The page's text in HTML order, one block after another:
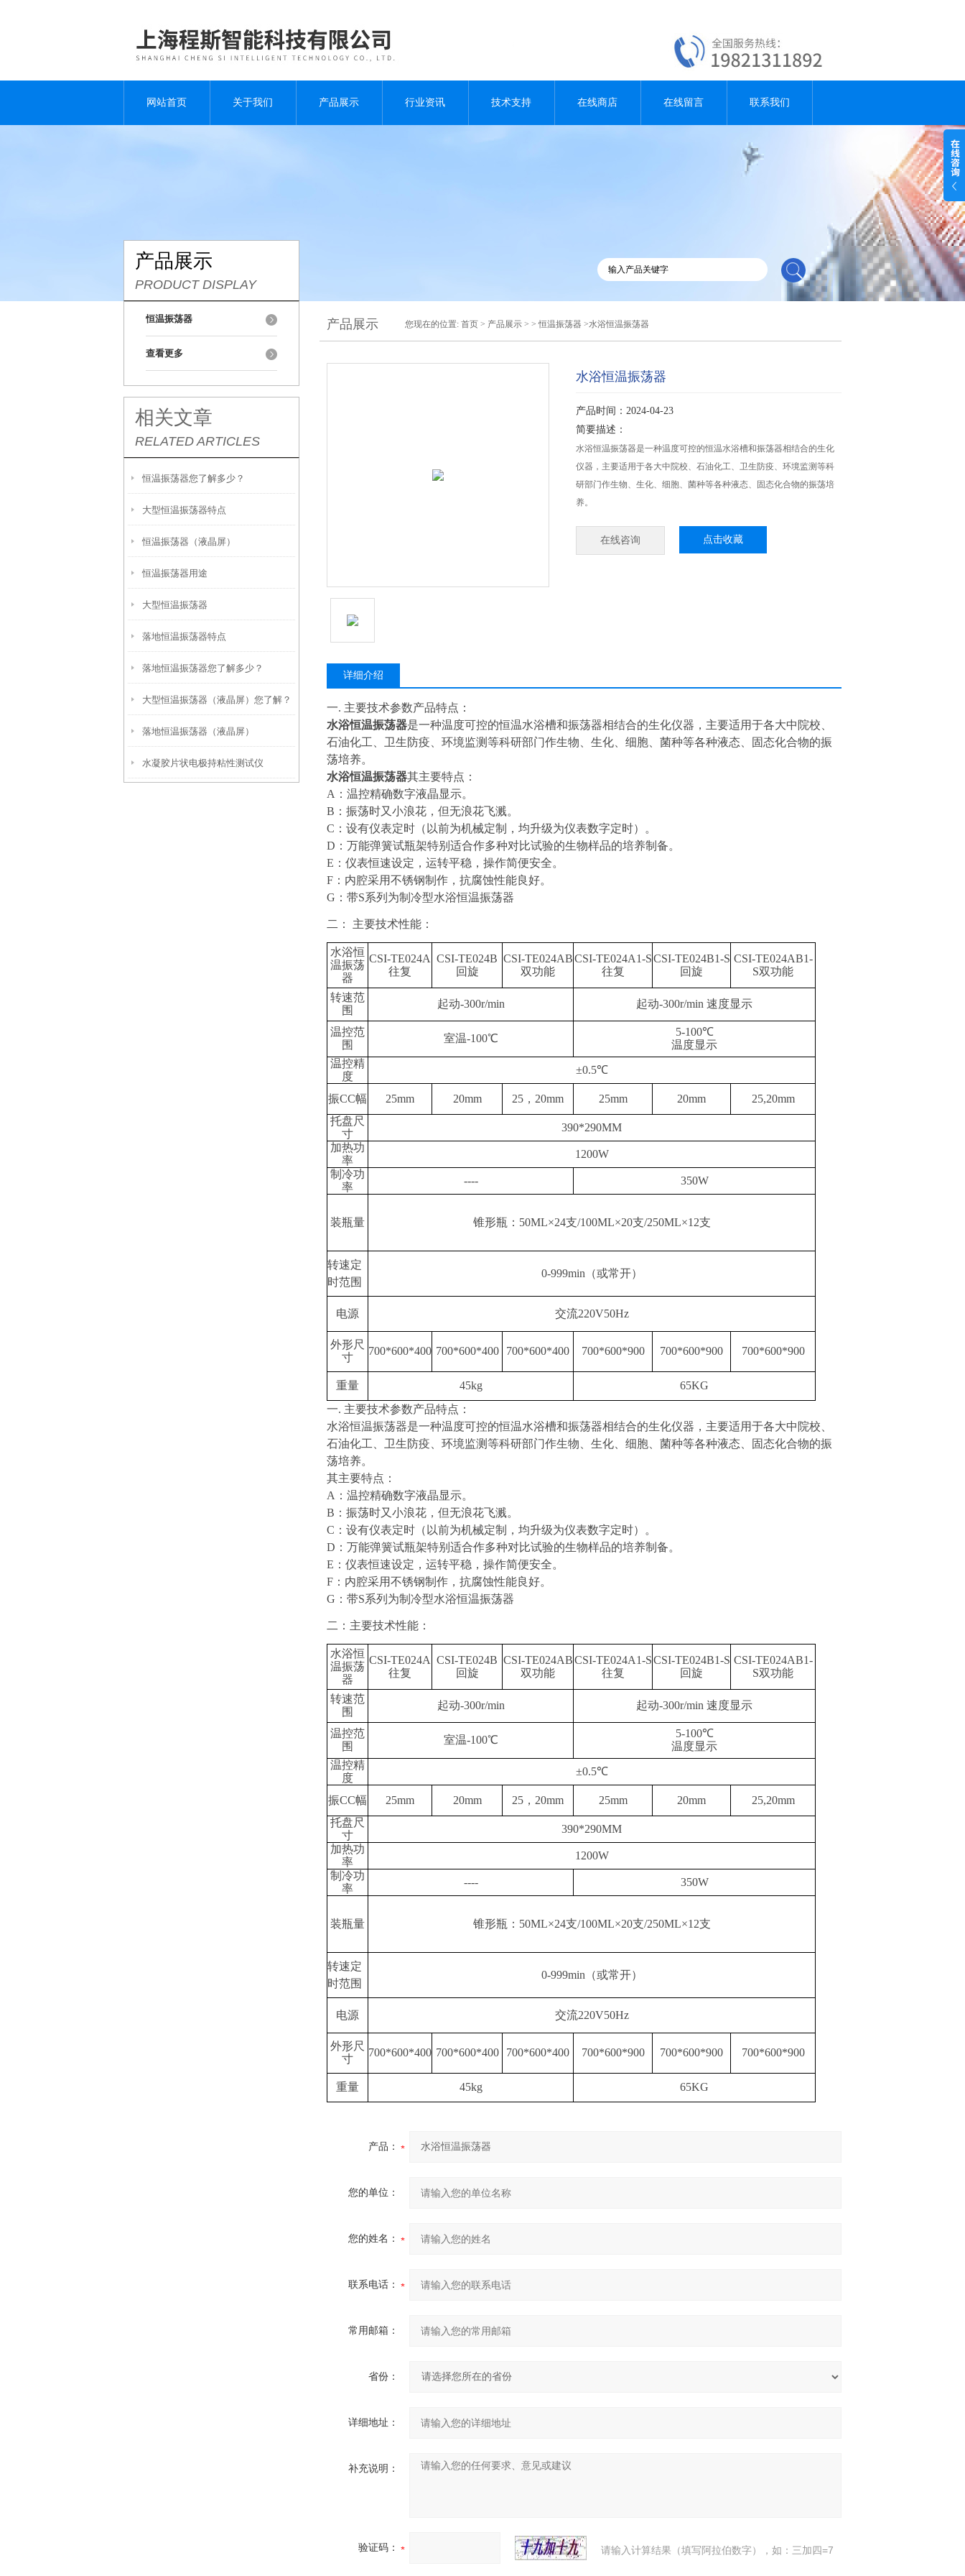
网站首页 关于我们 产品展示 行业资讯 技术支持 在线商店 在线留言 联系我们
产品展示
PRODUCT DISPLAY
恒温振荡器
查看更多
相关文章
RELATED ARTICLES
恒温振荡器您了解多少？
大型恒温振荡器特点
恒温振荡器（液晶屏）
恒温振荡器用途
大型恒温振荡器
落地恒温振荡器特点
落地恒温振荡器您了解多少？
大型恒温振荡器（液晶屏）您了解？
落地恒温振荡器（液晶屏）
水凝胶片状电极持粘性测试仪
产品展示 您现在的位置: 首页 > 产品展示 > >恒温振荡器 >水浴恒温振荡器
水浴恒温振荡器
产品时间：2024-04-23
简要描述：
水浴恒温振荡器是一种温度可控的恒温水浴槽和振荡器相结合的生化
仪器，主要适用于各大中院校、石油化工、卫生防疫、环境监测等科
研部门作生物、生化、细胞、菌种等各种液态、固态化合物的振荡培
养。
在线咨询 点击收藏
详细介绍
一. 主要技术参数产品特点：
水浴恒温振荡器是一种温度可控的恒温水浴槽和振荡器相结合的生化仪器，主要适用于各大中院校、
石油化工、卫生防疫、环境监测等科研部门作生物、生化、细胞、菌种等各种液态、固态化合物的振
荡培养。
水浴恒温振荡器其主要特点：
A：温控精确数字液晶显示。
B：振荡时又小浪花，但无浪花飞溅。
C：设有仪表定时（以前为机械定制，均升级为仪表数字定时）。
D：万能弹簧试瓶架特别适合作多种对比试验的生物样品的培养制备。
E：仪表恒速设定，运转平稳，操作简便安全。
F：内腔采用不锈钢制作，抗腐蚀性能良好。
G：带S系列为制冷型水浴恒温振荡器
二： 主要技术性能：
水浴恒
温振荡
器
CSI-TE024A
往复
CSI-TE024B
回旋
CSI-TE024AB
双功能
CSI-TE024A1-S
往复
CSI-TE024B1-S
回旋
CSI-TE024AB1-
S双功能
转速范
围
起动-300r/min 起动-300r/min 速度显示
温控范
围
室温-100℃
5-100℃
温度显示
温控精
度
±0.5℃
振CC幅 25mm 20mm 25，20mm 25mm 20mm
25,20mm
托盘尺
寸
390*290MM
加热功
率
1200W
制冷功
率
---- 350W
装瓶量 锥形瓶：50ML×24支/100ML×20支/250ML×12支
转速定
时范围
0-999min（或常开）
电源 交流220V50Hz
外形尺
寸
700*600*400 700*600*400 700*600*400 700*600*900 700*600*900 700*600*900
重量 45kg
65KG
一. 主要技术参数产品特点：
水浴恒温振荡器是一种温度可控的恒温水浴槽和振荡器相结合的生化仪器，主要适用于各大中院校、
石油化工、卫生防疫、环境监测等科研部门作生物、生化、细胞、菌种等各种液态、固态化合物的振
荡培养。
其主要特点：
A：温控精确数字液晶显示。
B：振荡时又小浪花，但无浪花飞溅。
C：设有仪表定时（以前为机械定制，均升级为仪表数字定时）。
D：万能弹簧试瓶架特别适合作多种对比试验的生物样品的培养制备。
E：仪表恒速设定，运转平稳，操作简便安全。
F：内腔采用不锈钢制作，抗腐蚀性能良好。
G：带S系列为制冷型水浴恒温振荡器
二：主要技术性能：
水浴恒
温振荡
器
CSI-TE024A
往复
CSI-TE024B
回旋
CSI-TE024AB
双功能
CSI-TE024A1-S
往复
CSI-TE024B1-S
回旋
CSI-TE024AB1-
S双功能
转速范
围
起动-300r/min 起动-300r/min 速度显示
温控范
围
室温-100℃
5-100℃
温度显示
温控精
度
±0.5℃
振CC幅 25mm 20mm 25，20mm 25mm 20mm
25,20mm
托盘尺
寸
390*290MM
加热功
率
1200W
制冷功
率
---- 350W
装瓶量 锥形瓶：50ML×24支/100ML×20支/250ML×12支
转速定
时范围
0-999min（或常开）
电源 交流220V50Hz
外形尺
寸
700*600*400 700*600*400 700*600*400 700*600*900 700*600*900 700*600*900
重量 45kg 65KG
产品：
您的单位：
您的姓名：
联系电话：
常用邮箱：
省份：
详细地址：
补充说明：
验证码： 请输入计算结果（填写阿拉伯数字），如：三加四=7